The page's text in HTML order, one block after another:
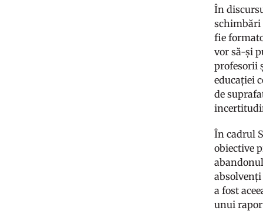
În
schimbări
fie
vor să-și
profesorii
educației
de
În cadrul
obiective
a fost
unui